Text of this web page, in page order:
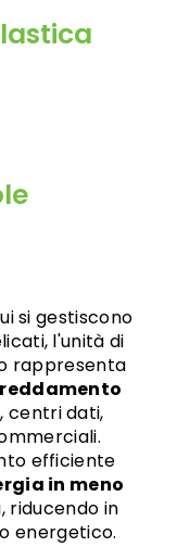
si gestiscono
l'unità di
rappresenta
centri dati,
efficiente
in meno
riducendo in
energetico.